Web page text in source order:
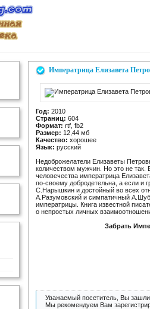
Императрица Елизавета
Год: 2010
Страниц: 604
Формат: rtf, fb2
Размер: 12,44 мб
Качество: хорошее
Язык: русский
Недоброжелатели Елизаветы
количеством мужчин. Но это не так.
человечества императрица
по-своему добродетельна, а если и
С.Нарышкин и достойный во всех
А.Разумовский и симпатичный
императрицы. Книга известной
о непростых личных
Забрать
Уважаемый посетитель, Вы зашли
Мы рекомендуем Вам